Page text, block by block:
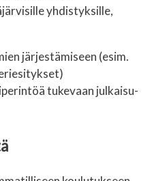
yhdistyksille,
järjestämiseen (esim.
tukevaan julkaisu-